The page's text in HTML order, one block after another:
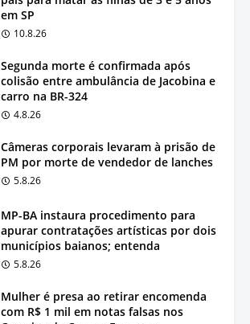
em SP
10.8.26
Segunda morte é confirmada após
colisão entre ambulância de Jacobina e
carro na BR-324
4.8.26
Câmeras corporais levaram à prisão de
PM por morte de vendedor de lanches
5.8.26
MP-BA instaura procedimento para
apurar contratações artísticas por dois
municípios baianos; entenda
5.8.26
Mulher é presa ao retirar encomenda
com R$ 1 mil em notas falsas nos